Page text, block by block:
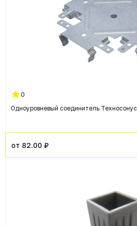
0
Одноуровневый соединитель Техносонус
от 82.00 ₽